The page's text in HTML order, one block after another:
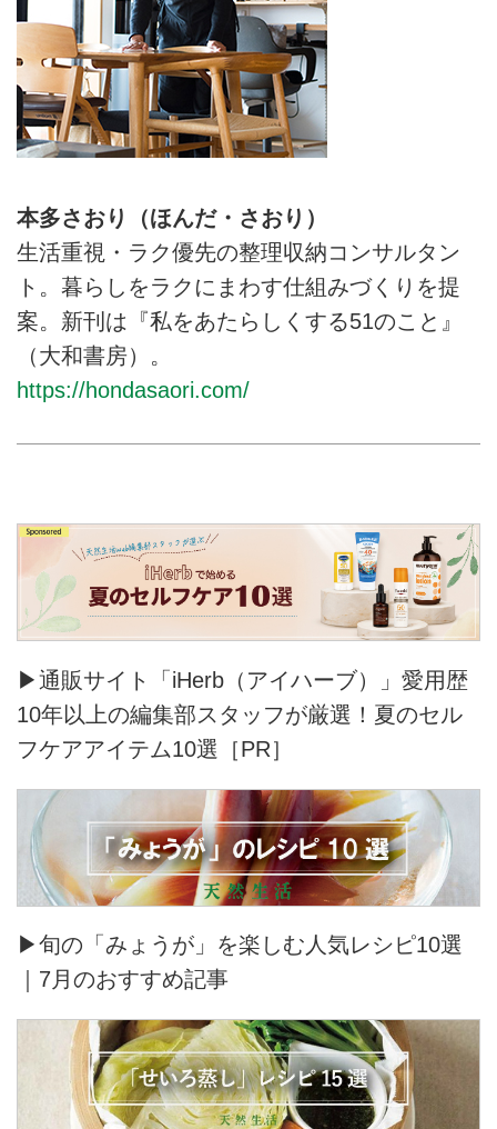
本多さおり（ほんだ・さおり）
生活重視・ラク優先の整理収納コンサルタン
ト。暮らしをラクにまわす仕組みづくりを提
案。新刊は『私をあたらしくする51のこと』
（大和書房）。
https://hondasaori.com/
▶通販サイト「iHerb（アイハーブ）」愛用歴
10年以上の編集部スタッフが厳選！夏のセル
フケアアイテム10選［PR］
▶旬の「みょうが」を楽しむ人気レシピ10選
｜7月のおすすめ記事